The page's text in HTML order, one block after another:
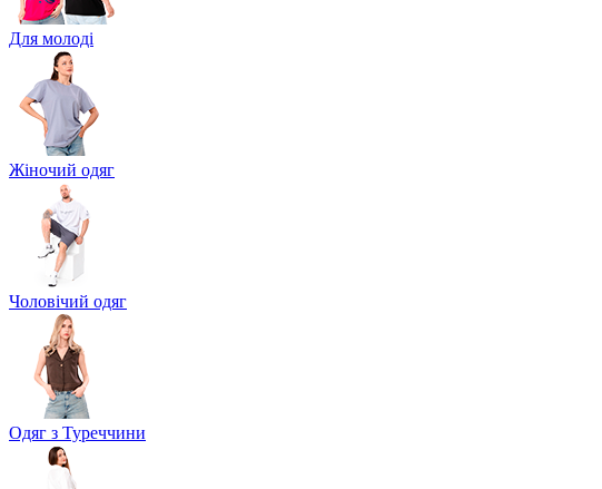
Для молоді
Жіночий одяг
Чоловічий одяг
Одяг з Туреччини